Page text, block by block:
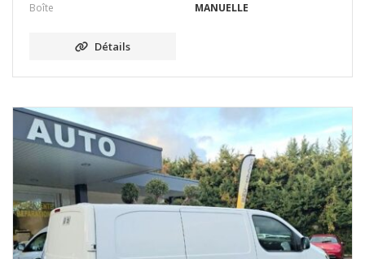
Boîte
MANUELLE
Détails